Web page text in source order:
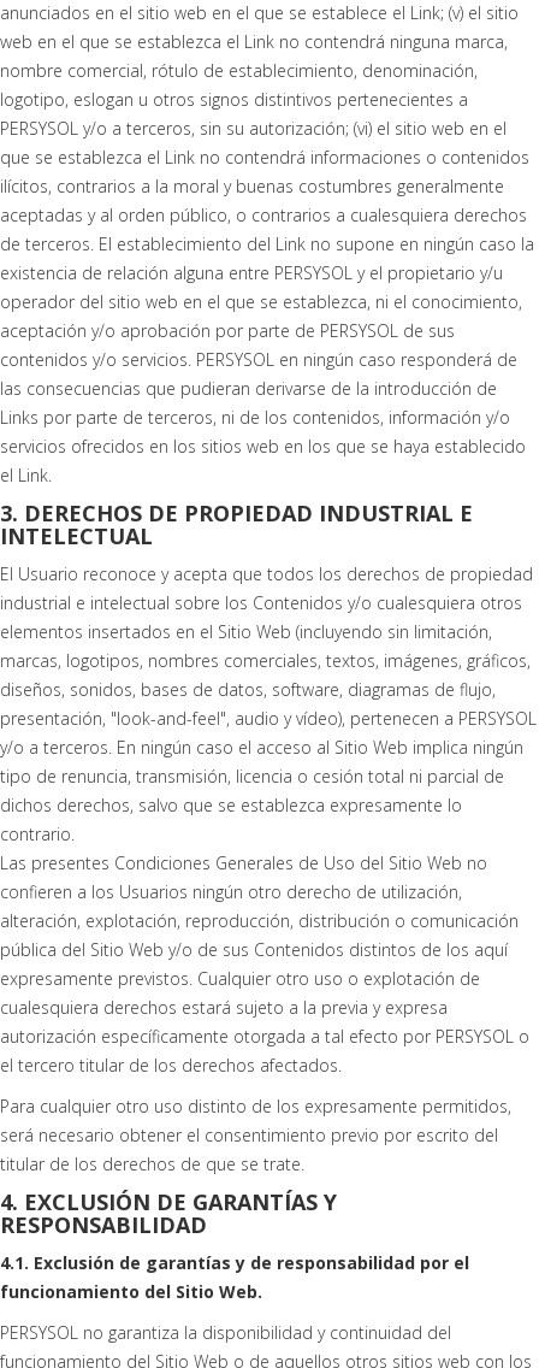
anunciados en el sitio web en el que se establece el Link; (v) el sitio
web en el que se establezca el Link no contendrá ninguna marca,
nombre comercial, rótulo de establecimiento, denominación,
logotipo, eslogan u otros signos distintivos pertenecientes a
PERSYSOL y/o a terceros, sin su autorización; (vi) el sitio web en el
que se establezca el Link no contendrá informaciones o contenidos
ilícitos, contrarios a la moral y buenas costumbres generalmente
aceptadas y al orden público, o contrarios a cualesquiera derechos
de terceros. El establecimiento del Link no supone en ningún caso la
existencia de relación alguna entre PERSYSOL y el propietario y/u
operador del sitio web en el que se establezca, ni el conocimiento,
aceptación y/o aprobación por parte de PERSYSOL de sus
contenidos y/o servicios. PERSYSOL en ningún caso responderá de
las consecuencias que pudieran derivarse de la introducción de
Links por parte de terceros, ni de los contenidos, información y/o
servicios ofrecidos en los sitios web en los que se haya establecido
el Link.
3. DERECHOS DE PROPIEDAD INDUSTRIAL E
INTELECTUAL
El Usuario reconoce y acepta que todos los derechos de propiedad
industrial e intelectual sobre los Contenidos y/o cualesquiera otros
elementos insertados en el Sitio Web (incluyendo sin limitación,
marcas, logotipos, nombres comerciales, textos, imágenes, gráficos,
diseños, sonidos, bases de datos, software, diagramas de flujo,
presentación, "look-and-feel", audio y vídeo), pertenecen a PERSYSOL
y/o a terceros. En ningún caso el acceso al Sitio Web implica ningún
tipo de renuncia, transmisión, licencia o cesión total ni parcial de
dichos derechos, salvo que se establezca expresamente lo
contrario.
Las presentes Condiciones Generales de Uso del Sitio Web no
confieren a los Usuarios ningún otro derecho de utilización,
alteración, explotación, reproducción, distribución o comunicación
pública del Sitio Web y/o de sus Contenidos distintos de los aquí
expresamente previstos. Cualquier otro uso o explotación de
cualesquiera derechos estará sujeto a la previa y expresa
autorización específicamente otorgada a tal efecto por PERSYSOL o
el tercero titular de los derechos afectados.
Para cualquier otro uso distinto de los expresamente permitidos,
será necesario obtener el consentimiento previo por escrito del
titular de los derechos de que se trate.
4. EXCLUSIÓN DE GARANTÍAS Y
RESPONSABILIDAD
4.1. Exclusión de garantías y de responsabilidad por el
funcionamiento del Sitio Web.
PERSYSOL no garantiza la disponibilidad y continuidad del
funcionamiento del Sitio Web o de aquellos otros sitios web con los